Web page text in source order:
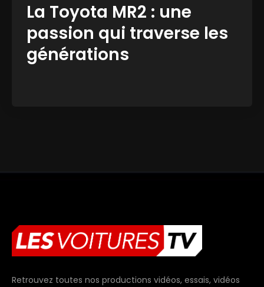
La Toyota MR2 : une
passion qui traverse les
générations
Retrouvez toutes nos productions vidéos, essais, vidéos